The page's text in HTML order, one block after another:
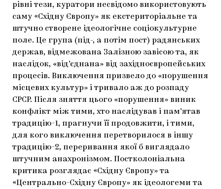
рівні тези, куратори несвідомо використовують
саму «Східну Європу» як екстериторіальне та
штучно створене ідеологічне соціокультурне
поле. Це група (під-, а потім пост) радянських
держав, відмежована Залізною завісою та, як
наслідок, «від’єднана» від західноєвропейських
процесів. Виключення призвело до «порушення
місцевих культур» і тривало аж до розпаду
СРСР. Після зняття цього «порушення» виник
конфлікт між тими, хто наслідував і пам’ятав
традицію-1, прагнучи її продовжити, і тими,
для кого виключення перетворилося в іншу
традицію-2, переривання якої б виглядало
штучним анахронізмом. Постколоніальна
критика розглядає «Східну Європу» та
«Центрально-Східну Європу» як ідеологеми та